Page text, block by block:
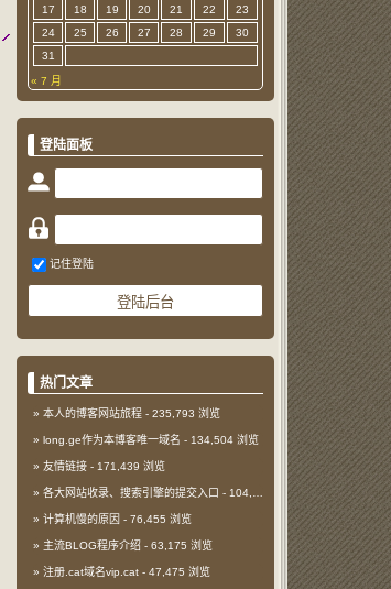
17
18 19 20 21 22
23
24
25 26 27 28 29
30
31
« 7 月
登陆面板
记住登陆
热门文章
本人的博客网站旅程 - 235,793 浏览
long.ge作为本博客唯一域名 - 134,504 浏览
友情链接 - 171,439 浏览
各大网站收录、搜索引擎的提交入口 - 104,386 浏览
计算机慢的原因 - 76,455 浏览
主流BLOG程序介绍 - 63,175 浏览
注册.cat域名vip.cat - 47,475 浏览